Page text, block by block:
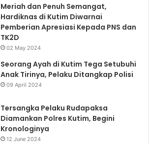
Meriah dan Penuh Semangat,
Hardiknas di Kutim Diwarnai
Pemberian Apresiasi Kepada PNS dan
TK2D
02 May 2024
Seorang Ayah di Kutim Tega Setubuhi
Anak Tirinya, Pelaku Ditangkap Polisi
09 April 2024
Tersangka Pelaku Rudapaksa
Diamankan Polres Kutim, Begini
Kronologinya
12 June 2024